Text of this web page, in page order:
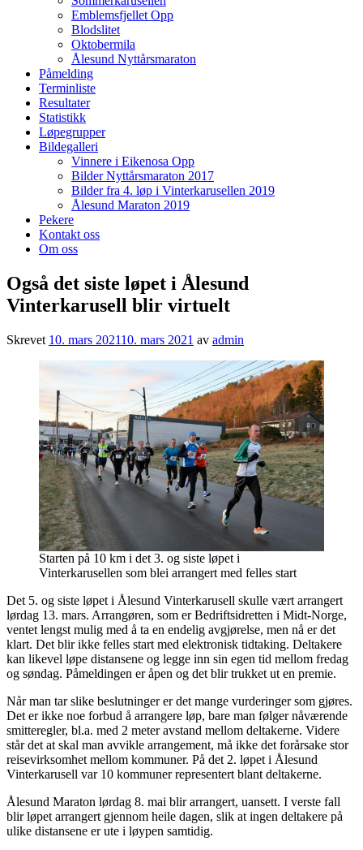
Emblemsfjellet Opp
Blodslitet
Oktobermila
Ålesund Nyttårsmaraton
Påmelding
Terminliste
Resultater
Statistikk
Løpegrupper
Bildegalleri
Vinnere i Eikenosa Opp
Bilder Nyttårsmaraton 2017
Bilder fra 4. løp i Vinterkarusellen 2019
Ålesund Maraton 2019
Pekere
Kontakt oss
Om oss
Også det siste løpet i Ålesund
Vinterkarusell blir virtuelt
Skrevet 10. mars 202110. mars 2021 av admin
Starten på 10 km i det 3. og siste løpet i
Vinterkarusellen som blei arrangert med felles start
Det 5. og siste løpet i Ålesund Vinterkarusell skulle vært arrangert
lørdag 13. mars. Arrangøren, som er Bedriftsidretten i Midt-Norge,
ventet lengst mulig med å ta en endelig avgjørelse, men nå er det
klart. Det blir ikke felles start med elektronisk tidtaking. Deltakere
kan likevel løpe distansene og legge inn sin egen tid mellom fredag
og søndag. Påmeldingen er åpen og det blir trukket ut en premie.
Når man tar slike beslutninger er det mange vurderinger som gjøres.
Det er ikke noe forbud å arrangere løp, bare man følger nåværende
smitteregler, bl.a. med 2 meter avstand mellom deltakerne. Videre
står det at skal man avvikle arrangement, må ikke det forårsake stor
reisevirksomhet mellom kommuner. På det 2. løpet i Ålesund
Vinterkarusell var 10 kommuner representert blant deltakerne.
Ålesund Maraton lørdag 8. mai blir arrangert, uansett. I verste fall
blir løpet arrangert gjennom heile dagen, slik at ingen deltakere på
ulike distansene er ute i løypen samtidig.